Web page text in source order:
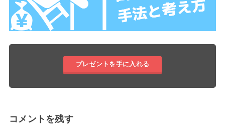
プレゼントを手に入れる
コメントを残す